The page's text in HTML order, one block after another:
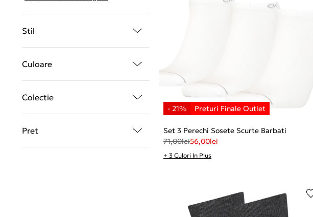
Stil
Culoare
Colectie
Pret
Set 3 Perechi Sosete Scurte Barbati
71,00lei56,00lei
+ 3 Culori In Plus